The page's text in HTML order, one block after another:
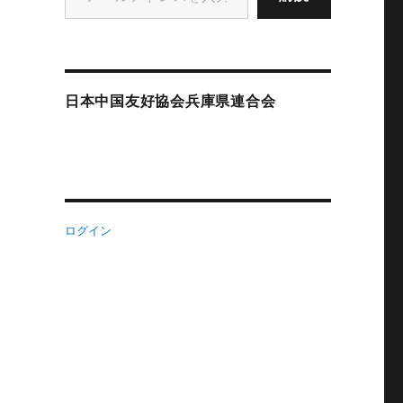
日本中国友好協会兵庫県連合会
ログイン